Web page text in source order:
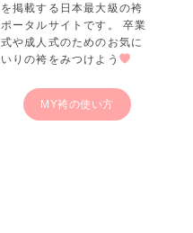
を掲載する日本最大級の袴
ポータルサイトです。 卒業
式や成人式のためのお気に
いりの袴をみつけよう
MY袴の使い方